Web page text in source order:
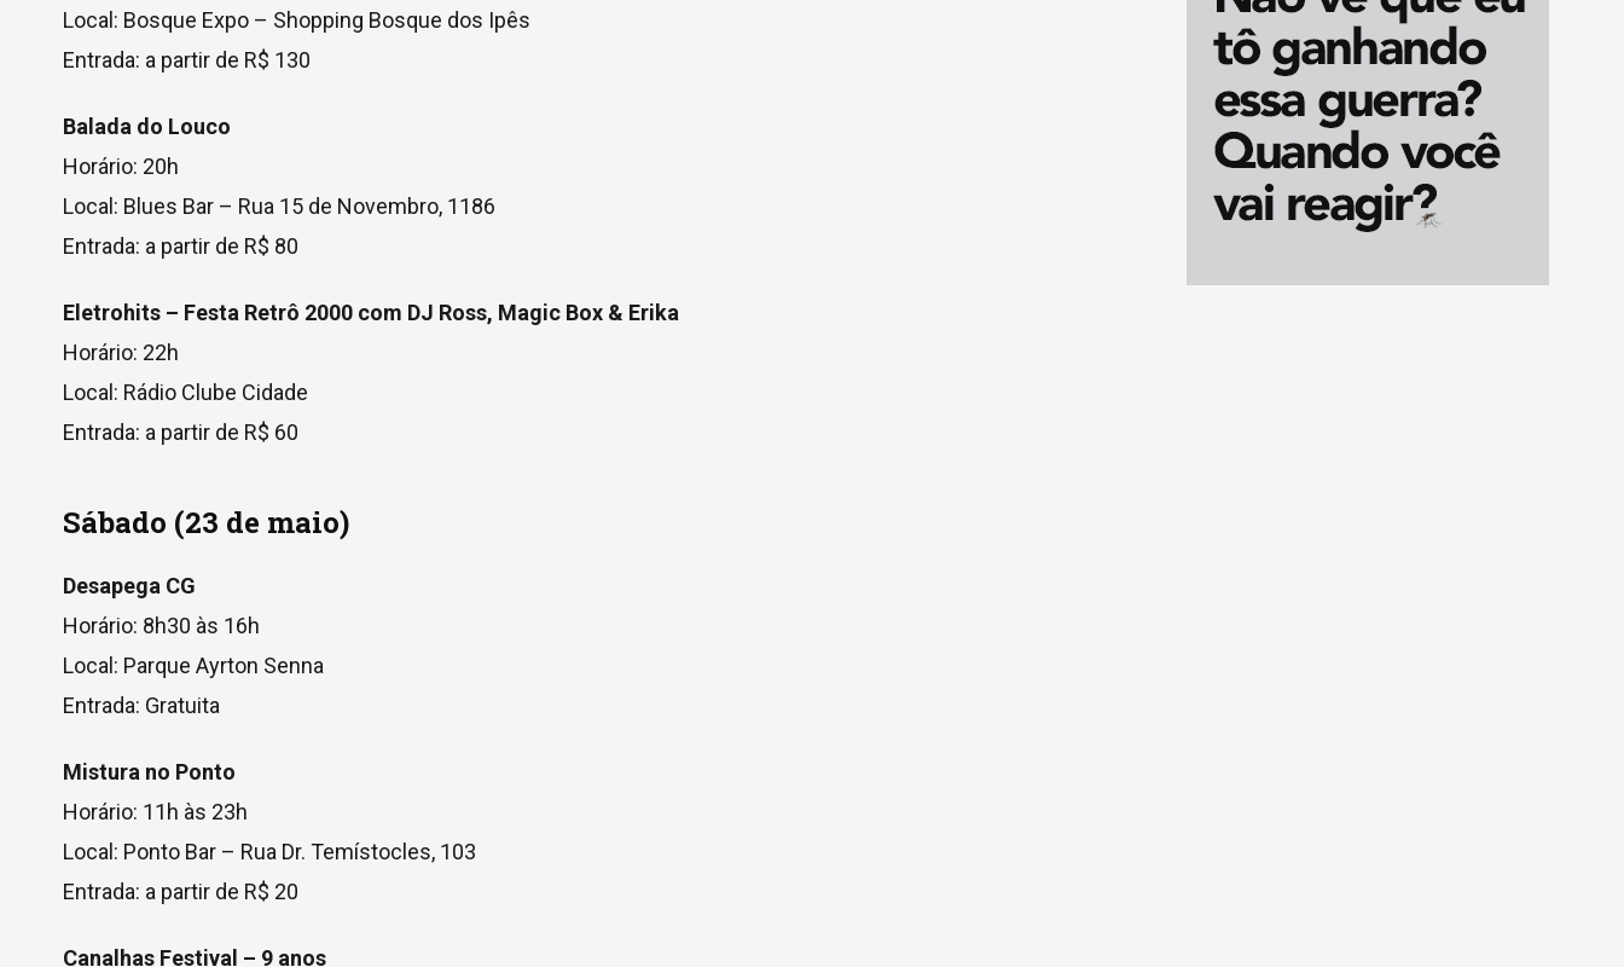
Local: Bosque Expo – Shopping Bosque dos Ipês
Entrada: a partir de R$ 130
Balada do Louco
Horário: 20h
Local: Blues Bar – Rua 15 de Novembro, 1186
Entrada: a partir de R$ 80
Eletrohits – Festa Retrô 2000 com DJ Ross, Magic Box & Erika
Horário: 22h
Local: Rádio Clube Cidade
Entrada: a partir de R$ 60
Sábado (23 de maio)
Desapega CG
Horário: 8h30 às 16h
Local: Parque Ayrton Senna
Entrada: Gratuita
Mistura no Ponto
Horário: 11h às 23h
Local: Ponto Bar – Rua Dr. Temístocles, 103
Entrada: a partir de R$ 20
Canalhas Festival – 9 anos